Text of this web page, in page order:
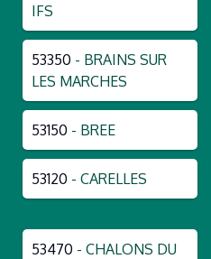
IFS
53350 - BRAINS SUR
LES MARCHES
53150 - BREE
53120 - CARELLES
53470 - CHALONS DU